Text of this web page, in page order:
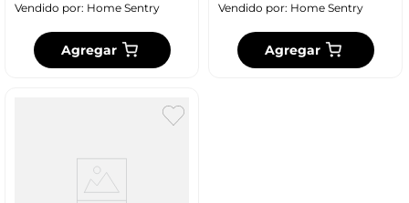
Vendido por: Home Sentry
Agregar
Vendido por: Home Sentry
Agregar